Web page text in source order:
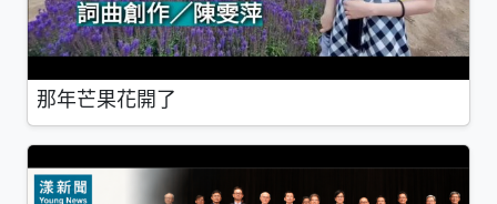
那年芒果花開了